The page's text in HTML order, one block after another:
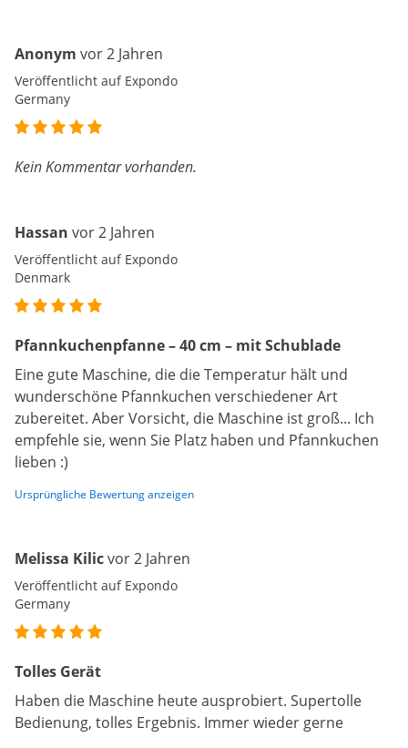
Anonym vor 2 Jahren
Veröffentlicht auf Expondo
Germany
Kein Kommentar vorhanden.
Hassan vor 2 Jahren
Veröffentlicht auf Expondo
Denmark
Pfannkuchenpfanne – 40 cm – mit Schublade
Eine gute Maschine, die die Temperatur hält und
wunderschöne Pfannkuchen verschiedener Art
zubereitet. Aber Vorsicht, die Maschine ist groß... Ich
empfehle sie, wenn Sie Platz haben und Pfannkuchen
lieben :)
Ursprüngliche Bewertung anzeigen
Melissa Kilicvor 2 Jahren
Veröffentlicht auf Expondo
Germany
Tolles Gerät
Haben die Maschine heute ausprobiert. Supertolle
Bedienung, tolles Ergebnis. Immer wieder gerne